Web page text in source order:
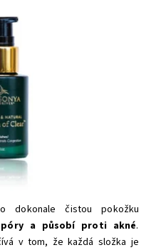
dokonale čistou pokožku
a působí proti akné.
v tom, že každá složka je